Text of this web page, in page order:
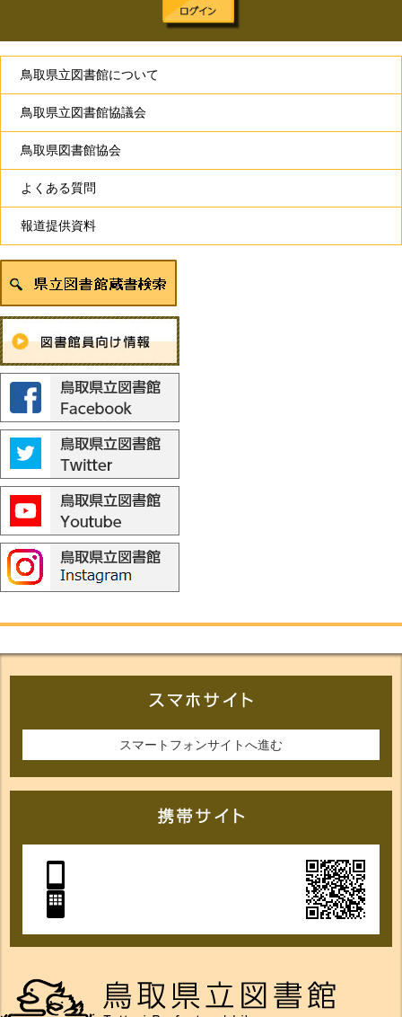
鳥取県立図書館について
鳥取県立図書館協議会
鳥取県図書館協会
よくある質問
報道提供資料
スマートフォンサイトへ進む